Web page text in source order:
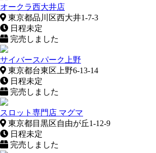
オークラ西大井店
東京都品川区西大井1-7-3
日程未定
完売しました
サイバースパーク上野
東京都台東区上野6-13-14
日程未定
完売しました
スロット専門店 マグマ
東京都目黒区自由が丘1-12-9
日程未定
完売しました